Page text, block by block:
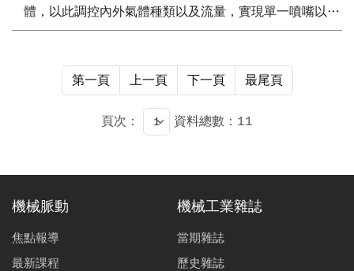
體，以此調控內外氣體種類以及流量，實現單一噴嘴以氣
流侷限方式控制電漿中央區的範圍以調控能量束口徑狀
體比例以及功率等參數的變化，了解電漿反應與表面狀
態、蝕刻速率的關係，以獲得一最佳的拋光參數。 由實
驗結果得知玻璃透鏡表面之蝕刻率可控制在50 nm/min至
450 nm/min，表面粗糙度可達< 5 nm。
第一頁 上一頁 下一頁 最尾頁
頁次： 資料總數：11
機械脈動
焦點報導
最新課程
機械工業雜誌
當期雜誌
歷史雜誌